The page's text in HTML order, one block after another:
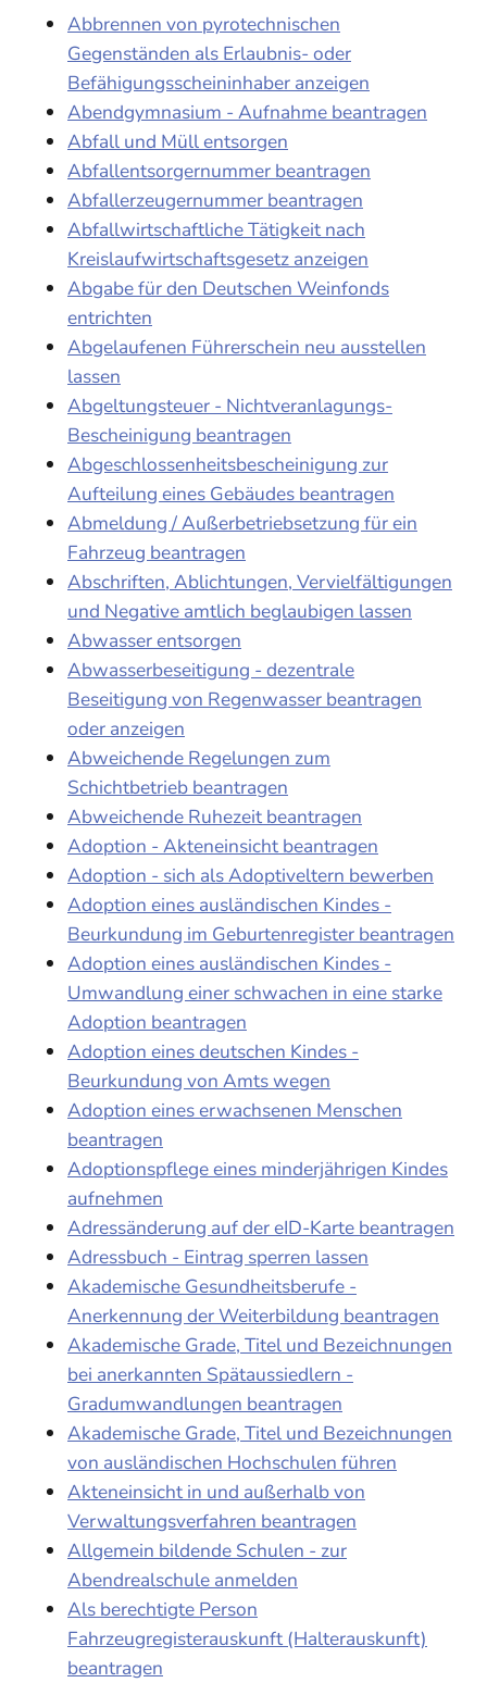
Abbrennen von pyrotechnischen
Gegenständen als Erlaubnis- oder
Befähigungsscheininhaber anzeigen
Abendgymnasium - Aufnahme beantragen
Abfall und Müll entsorgen
Abfallentsorgernummer beantragen
Abfallerzeugernummer beantragen
Abfallwirtschaftliche Tätigkeit nach
Kreislaufwirtschaftsgesetz anzeigen
Abgabe für den Deutschen Weinfonds
entrichten
Abgelaufenen Führerschein neu ausstellen
lassen
Abgeltungsteuer - Nichtveranlagungs-
Bescheinigung beantragen
Abgeschlossenheitsbescheinigung zur
Aufteilung eines Gebäudes beantragen
Abmeldung / Außerbetriebsetzung für ein
Fahrzeug beantragen
Abschriften, Ablichtungen, Vervielfältigungen
und Negative amtlich beglaubigen lassen
Abwasser entsorgen
Abwasserbeseitigung - dezentrale
Beseitigung von Regenwasser beantragen
oder anzeigen
Abweichende Regelungen zum
Schichtbetrieb beantragen
Abweichende Ruhezeit beantragen
Adoption - Akteneinsicht beantragen
Adoption - sich als Adoptiveltern bewerben
Adoption eines ausländischen Kindes -
Beurkundung im Geburtenregister beantragen
Adoption eines ausländischen Kindes -
Umwandlung einer schwachen in eine starke
Adoption beantragen
Adoption eines deutschen Kindes -
Beurkundung von Amts wegen
Adoption eines erwachsenen Menschen
beantragen
Adoptionspflege eines minderjährigen Kindes
aufnehmen
Adressänderung auf der eID-Karte beantragen
Adressbuch - Eintrag sperren lassen
Akademische Gesundheitsberufe -
Anerkennung der Weiterbildung beantragen
Akademische Grade, Titel und Bezeichnungen
bei anerkannten Spätaussiedlern -
Gradumwandlungen beantragen
Akademische Grade, Titel und Bezeichnungen
von ausländischen Hochschulen führen
Akteneinsicht in und außerhalb von
Verwaltungsverfahren beantragen
Allgemein bildende Schulen - zur
Abendrealschule anmelden
Als berechtigte Person
Fahrzeugregisterauskunft (Halterauskunft)
beantragen